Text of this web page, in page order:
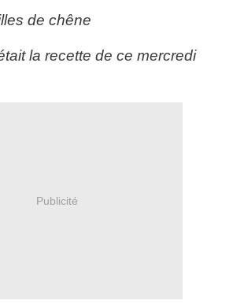
la recette de ce mercredi
Publicité